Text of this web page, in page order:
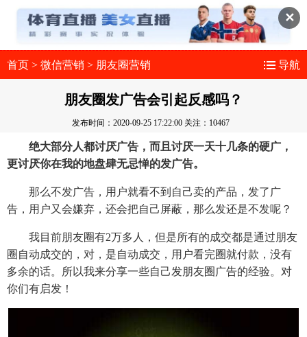
✕
首页 > 微信营销 > 朋友圈营销 导航
朋友圈发广告会引起反感吗？
发布时间：2020-09-25 17:22:00 关注：10467
绝大部分人都讨厌广告，而且讨厌一天十几条的硬广，
更讨厌你在我的地盘肆无忌惮的发广告。
那么不发广告，用户就看不到自己卖的产品，发了广
告，用户又会嫌弃，还会把自己屏蔽，那么发还是不发呢？
我目前朋友圈有2万多人，但是所有的成交都是通过朋友
圈自动成交的，对，是自动成交，用户看完圈就付款，没有
多余的话。所以我来分享一些自己发朋友圈广告的经验。对
你们有启发！